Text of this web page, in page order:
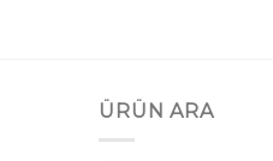
ÜRÜN ARA